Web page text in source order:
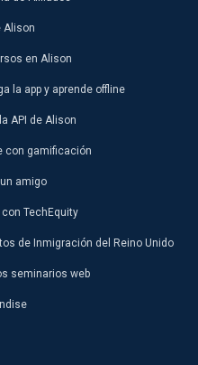
Alison
en Alison
la app y aprende offline
API de Alison
con gamificación
amigo
TechEquity
de Inmigración del Reino Unido
seminarios web